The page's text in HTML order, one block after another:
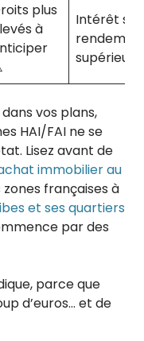
plus
à
Intérêt si
supérieur
vos plans,
HAI/FAI ne se
Lisez avant de
immobilier au
zones françaises à
et ses quartiers
par des
parce que
d’euros… et de